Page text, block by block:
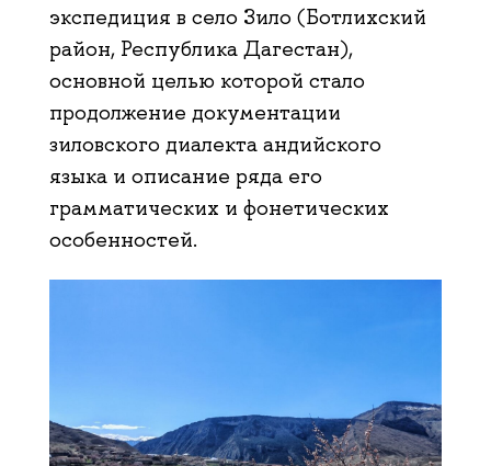
экспедиция в село Зило (Ботлихский
район, Республика Дагестан),
основной целью которой стало
продолжение документации
зиловского диалекта андийского
языка и описание ряда его
грамматических и фонетических
особенностей.